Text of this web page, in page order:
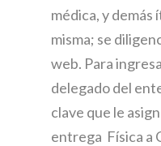
médica, y demás
misma; se
web. Para
delegado del
clave que le
entrega Física a